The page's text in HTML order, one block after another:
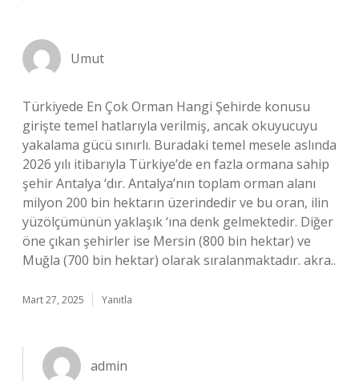
Umut
Türkiyede En Çok Orman Hangi Şehirde konusu
girişte temel hatlarıyla verilmiş, ancak okuyucuyu
yakalama gücü sınırlı. Buradaki temel mesele aslında
2026 yılı itibarıyla Türkiye’de en fazla ormana sahip
şehir Antalya ‘dır. Antalya’nın toplam orman alanı
milyon 200 bin hektarın üzerindedir ve bu oran, ilin
yüzölçümünün yaklaşık ‘ına denk gelmektedir. Diğer
öne çıkan şehirler ise Mersin (800 bin hektar) ve
Muğla (700 bin hektar) olarak sıralanmaktadır. akra..
Mart 27, 2025 Yanıtla
admin